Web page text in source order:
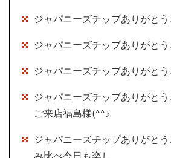
ジャパニーズチップありがと
ジャパニーズチップありがと
ジャパニーズチップありがと
ジャパニーズチップありがと
ご来店福島様(^^♪
ジャパニーズチップありがと